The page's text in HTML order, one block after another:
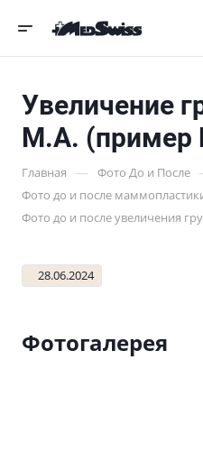
Увеличение
М.А. (пример
Главная — Фото До и После
Фото до и после
Фото до и после увеличения
28.06.2024
Фотогалерея